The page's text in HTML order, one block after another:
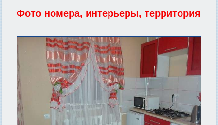
Фото номера, интерьеры, территория